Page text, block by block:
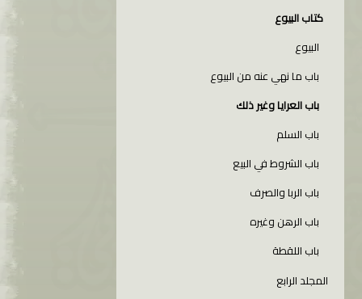
كتاب البيوع
البيوع
باب ما نهي عنه من البيوع
باب العرايا وغير ذلك
باب السلم
باب الشروط في البيع
باب الربا والصرف
باب الرهن وغيره
باب اللقطة
المجلد الرابع